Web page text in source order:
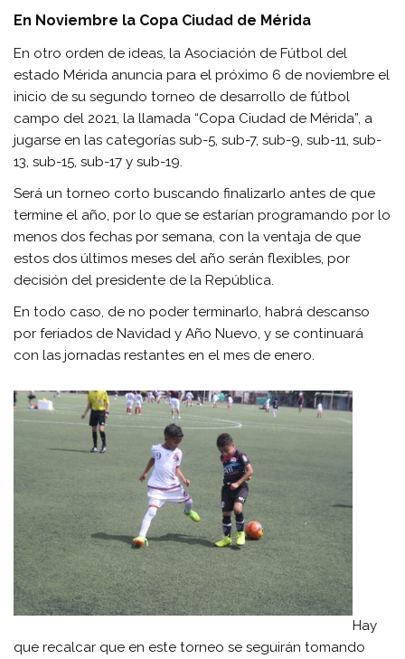
En Noviembre la Copa Ciudad de Mérida
En otro orden de ideas, la Asociación de Fútbol del
estado Mérida anuncia para el próximo 6 de noviembre el
inicio de su segundo torneo de desarrollo de fútbol
campo del 2021, la llamada “Copa Ciudad de Mérida”, a
jugarse en las categorías sub-5, sub-7, sub-9, sub-11, sub-
13, sub-15, sub-17 y sub-19.
Será un torneo corto buscando finalizarlo antes de que
termine el año, por lo que se estarían programando por lo
menos dos fechas por semana, con la ventaja de que
estos dos últimos meses del año serán flexibles, por
decisión del presidente de la República.
En todo caso, de no poder terminarlo, habrá descanso
por feriados de Navidad y Año Nuevo, y se continuará
con las jornadas restantes en el mes de enero.
Hay
que recalcar que en este torneo se seguirán tomando